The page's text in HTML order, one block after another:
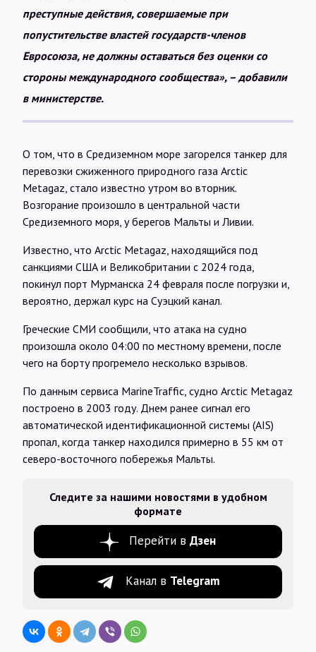
преступные действия, совершаемые при
попустительстве властей государств-членов
Евросоюза, не должны оставаться без оценки со
стороны международного сообщества», – добавили
в министерстве.
О том, что в Средиземном море загорелся танкер для
перевозки сжиженного природного газа Arctic
Metagaz, стало известно утром во вторник.
Возгорание произошло в центральной части
Средиземного моря, у берегов Мальты и Ливии.
Известно, что Arctic Metagaz, находящийся под
санкциями США и Великобритании с 2024 года,
покинул порт Мурманска 24 февраля после погрузки и,
вероятно, держал курс на Суэцкий канал.
Греческие СМИ сообщили, что атака на судно
произошла около 04:00 по местному времени, после
чего на борту прогремело несколько взрывов.
По данным сервиса MarineTraffic, судно Arctic Metagaz
построено в 2003 году. Днем ранее сигнал его
автоматической идентификационной системы (AIS)
пропал, когда танкер находился примерно в 55 км от
северо-восточного побережья Мальты.
Следите за нашими новостями в удобном
формате
Перейти в Дзен
Канал в Telegram